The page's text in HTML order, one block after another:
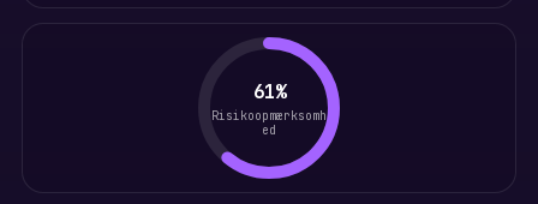
61%
Risikoopmærksomh
ed